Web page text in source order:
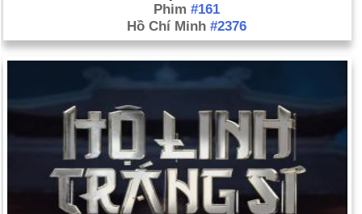
Phim #161
Hồ Chí Minh #2376